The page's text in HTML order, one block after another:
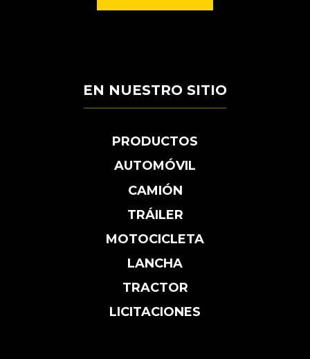
EN NUESTRO SITIO
PRODUCTOS
AUTOMÓVIL
CAMIÓN
TRÁILER
MOTOCICLETA
LANCHA
TRACTOR
LICITACIONES